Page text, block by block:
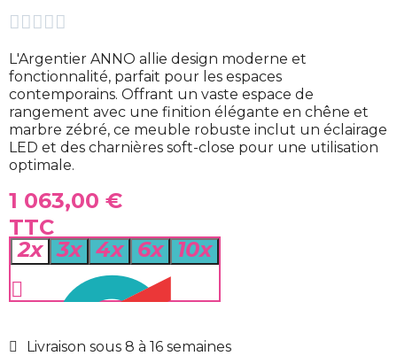

L'Argentier ANNO allie design moderne et
fonctionnalité, parfait pour les espaces
contemporains. Offrant un vaste espace de
rangement avec une finition élégante en chêne et
marbre zébré, ce meuble robuste inclut un éclairage
LED et des charnières soft-close pour une utilisation
optimale.
1 063,00 €
TTC
2x 3x 4x 6x 10x
Livraison sous 8 à 16 semaines